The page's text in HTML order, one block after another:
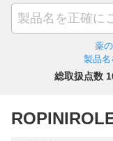
薬
製品名
総取扱点数